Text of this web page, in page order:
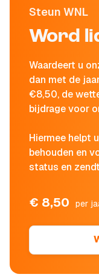
Steun WNL
Word
Waardeert u
dan met de
€8,50, de
bijdrage voor
Hiermee helpt
behouden en
status en
€ 8,50 per